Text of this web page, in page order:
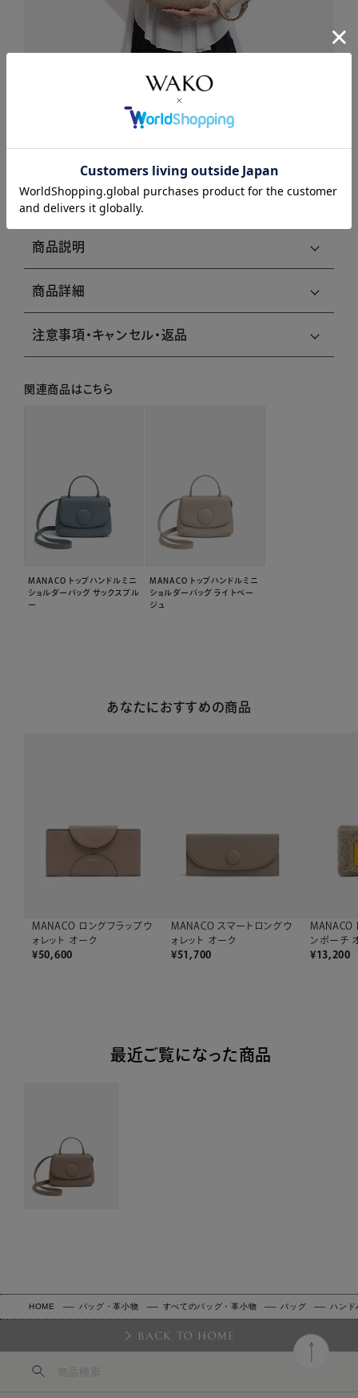
商品説明
商品詳細
注意事項・キャンセル・返品
関連商品はこちら
MANACO トップハンドルミニ
ショルダーバッグ サックスブル
ー
MANACO トップハンドルミニ
ショルダーバッグ ライトベー
ジュ
あなたにおすすめの商品
MANACO ロングフラップウ
ォレット オーク
¥50,600
MANACO スマートロングウ
ォレット オーク
¥51,700
MANACO
ンポーチ
¥13,200
最近ご覧になった商品
HOME バッグ・革小物 すべてのバッグ・革小物 バッグ ハンド
BACK TO HOME